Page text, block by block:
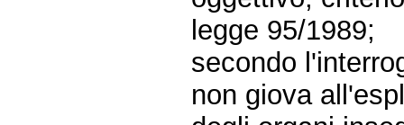
legge 95/1989;
secondo
non giova